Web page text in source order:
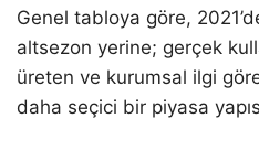
Genel tabloya göre,
altsezon yerine; gerçek
üreten ve kurumsal ilgi
daha seçici bir piyasa